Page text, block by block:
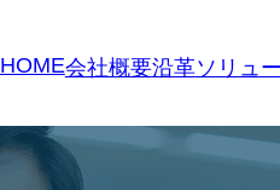
HOME会社概要沿革ソリュ